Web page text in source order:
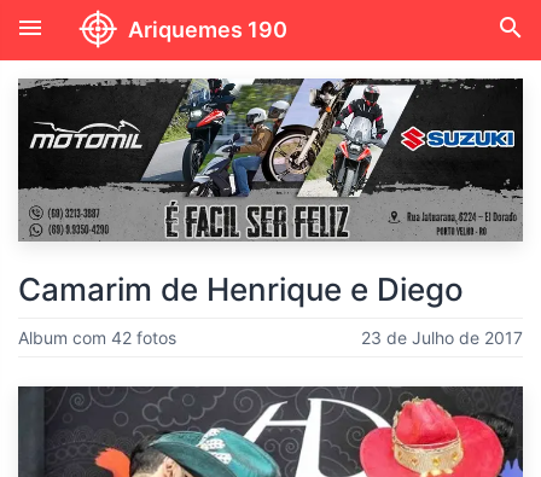
menu Ariquemes 190 search
Camarim de Henrique e Diego
Album com 42 fotos 23 de Julho de 2017